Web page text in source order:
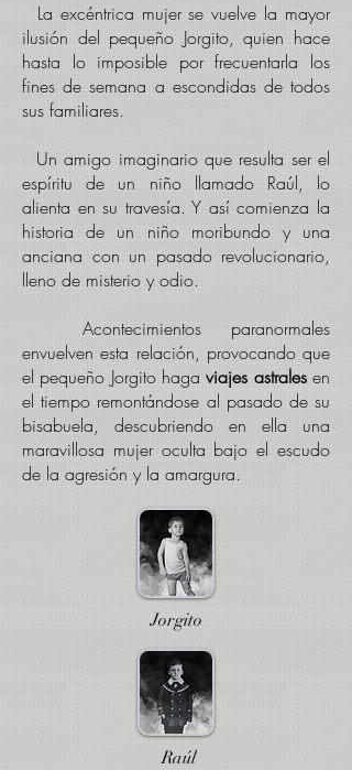
La excéntrica mujer se vuelve la mayor
ilusión del pequeño Jorgito, quien hace
hasta lo imposible por frecuentarla los
fines de semana a escondidas de todos
sus familiares.
Un amigo imaginario que resulta ser el
espíritu de un niño llamado Raúl, lo
alienta en su travesía. Y así comienza la
historia de un niño moribundo y una
anciana con un pasado revolucionario,
lleno de misterio y odio.
Acontecimientos paranormales
envuelven esta relación, provocando que
el pequeño Jorgito hagaviajes astralesen
el tiempo remontándose al pasado de su
bisabuela, descubriendo en ella una
maravillosa mujer oculta bajo el escudo
de la agresión y la amargura.
Jorgito
Raúl